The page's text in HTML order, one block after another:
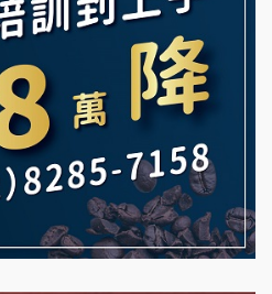
櫃檯
人員(台中市)
療師
會
會
會